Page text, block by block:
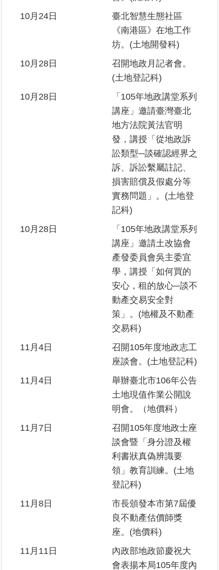
10月24日
臺北智慧生態社區
《南港區》在地工作
坊。(土地開發科)
10月28日
召開地政月記者會。
(土地登記科)
10月28日
「105年地政講堂系列
講座」邀請臺灣臺北
地方法院黃法官明
發，講授「從地政訴
訟類型─談確認經界之
訴、訴訟繫屬註記、
損害賠償及假處分等
實務問題」。(土地登
記科)
10月28日
「105年地政講堂系列
講座」邀請土改協會
產發委員會吳主委宜
學，講授「如何買的
安心，租的放心─談不
動產交易安全對
策」。(地權及不動產
交易科)
11月4日
召開105年度地政志工
座談會。(土地登記科)
11月4日
舉辦臺北市106年公告
土地現值作業公開說
明會。（地價科）
11月7日
召開105年度地政士座
談會暨「身分證及權
利書狀真偽辨識要
領」教育訓練。(土地
登記科)
11月8日
市長頒發本市第7屆優
良不動產估價師獎
座。(地價科)
11月11日
內政部地政節慶祝大
會表揚本局105年度內